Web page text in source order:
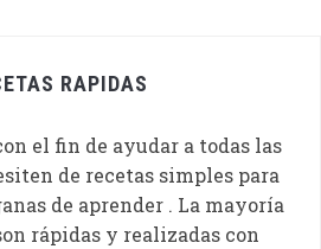
RAPIDAS
el fin de ayudar a todas las
de recetas simples para
de aprender . La mayoría
rápidas y realizadas con